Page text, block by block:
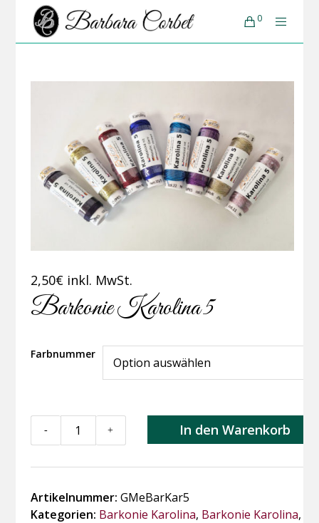
0
2,50€ inkl. MwSt.
Barkonie Karolina 5
Farbnummer
Barkonie
Karolina
- + In den Warenkorb
Artikelnummer: GMeBarKar5
Kategorien: Barkonie Karolina, Barkonie Karolina,